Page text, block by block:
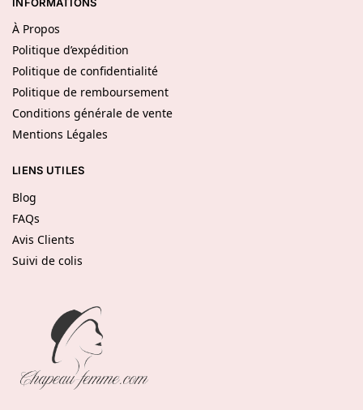
À Propos
Politique d’expédition
Politique de confidentialité
Politique de remboursement
Conditions générale de vente
Mentions Légales
LIENS UTILES
Blog
FAQs
Avis Clients
Suivi de colis